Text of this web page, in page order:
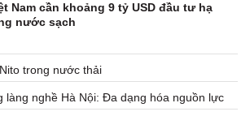
Nam cần khoảng 9 tỷ USD đầu tư hạ
nước sạch
trong nước thải
làng nghề Hà Nội: Đa dạng hóa nguồn lực